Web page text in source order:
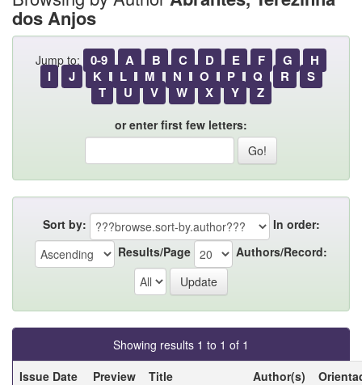
dos Anjos
Jump to: 0-9 A B C D E F G
H
I
J K L M N O P Q R
S
T
U V W X Y Z
or enter first few letters:
Sort by:
In order:
Results/Page
Authors/Record:
Showing results 1 to 1 of 1
Issue Date
Preview Title Author(s)